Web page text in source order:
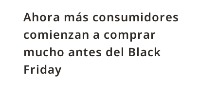
Ahora más consumidores
comienzan a comprar
mucho antes del Black
Friday